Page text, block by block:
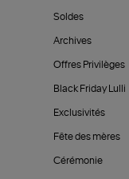
Soldes
Archives
Offres Privilèges
Black Friday Lulli
Exclusivités
Fête des mères
Cérémonie